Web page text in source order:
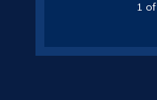
1 of